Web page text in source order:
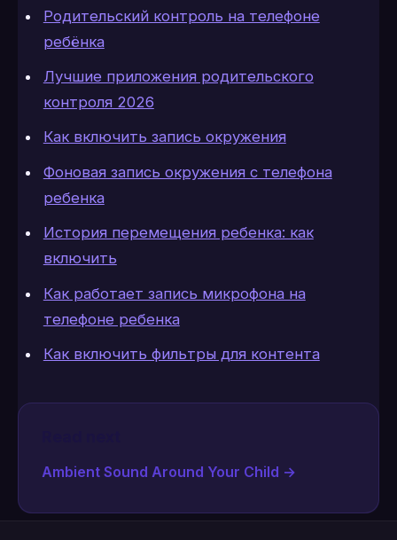
Родительский контроль на телефоне
ребёнка
Лучшие приложения родительского
контроля 2026
Как включить запись окружения
Фоновая запись окружения с телефона
ребенка
История перемещения ребенка: как
включить
Как работает запись микрофона на
телефоне ребенка
Как включить фильтры для контента
Ambient Sound Around Your Child →